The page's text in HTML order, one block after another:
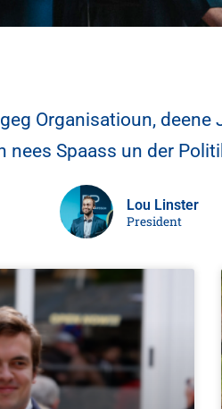
Organisatioun, deene
nees Spaass un der
Lou Linster
President